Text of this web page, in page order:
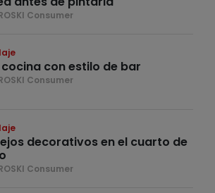
Consumer
cocina con estilo de bar
Consumer
decorativos en el cuarto de
Consumer